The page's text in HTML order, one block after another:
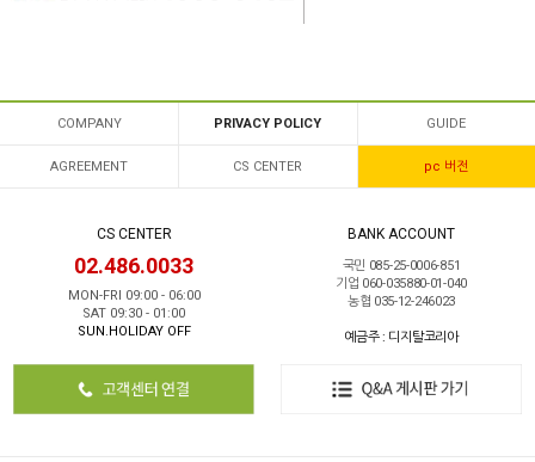
COMPANY PRIVACY POLICY GUIDE
AGREEMENT CS CENTER pc 버전
CS CENTER
02.486.0033
MON-FRI 09:00 - 06:00
SAT 09:30 - 01:00
SUN.HOLIDAY OFF
BANK ACCOUNT
국민 085-25-0006-851
기업 060-035880-01-040
농협 035-12-246023
예금주 : 디지탈코리아